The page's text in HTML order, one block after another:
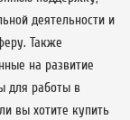
деятельности и
Также
на развитие
для работы в
вы хотите купить